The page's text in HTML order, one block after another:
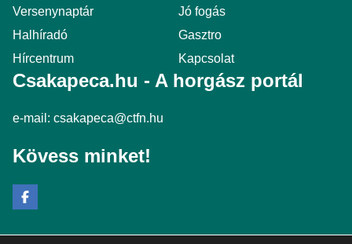
Versenynaptár
Jó fogás
Halhíradó
Gasztro
Hírcentrum
Kapcsolat
Csakapeca.hu - A horgász portál
e-mail: csakapeca@ctfn.hu
Kövess minket!